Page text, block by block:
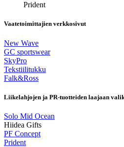
Prident
Vaatetoimittajien verkkosivut
New Wave
GC sportswear
SkyPro
Tekstiilitukku
Falk&Ross
Liikelahjojen ja PR-tuotteiden laajaan
Solo Mid Ocean
Hiidea Gifts
PF Concept
Prident